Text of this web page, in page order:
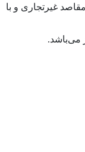
غیرتجاری و با
می‌باشد.